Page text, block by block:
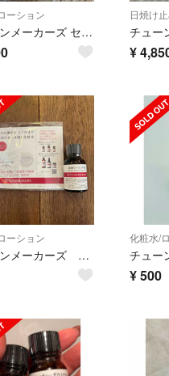
ーション
チューンメーカーズ セラミド200(20ml)
日焼け
¥
ーション
チューンメーカーズ 原液ピーリング液 サンプル ふきとり化粧水
化粧水/
¥500